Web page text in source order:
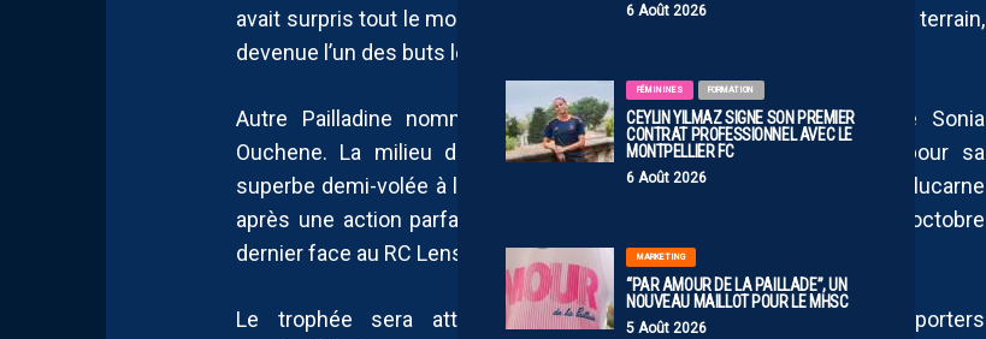
6 Août 2026
FÉMININES FORMATION
CEYLIN YILMAZ SIGNE SON PREMIER
CONTRAT PROFESSIONNEL AVEC LE
MONTPELLIER FC
6 Août 2026
MARKETING
“PAR AMOUR DE LA PAILLADE”, UN
NOUVEAU MAILLOT POUR LE MHSC
5 Août 2026
avait surpris tout le monde avec une tentative audacieuse du milieu de terrain,
devenue l’un des buts les plus marquants de la saison.
Autre Pailladine nommée dans cette catégorie : la vice-capitaine Sonia
Ouchene. La milieu de terrain montpelliéraine est récompensée pour sa
superbe demi-volée à l’entrée de la surface, venue se loger en pleine lucarne
après une action parfaitement maîtrisée, lors de la victoire (3-1) en octobre
dernier face au RC Lens à Grammont.
Le trophée sera attribué grâce au vote du public. Les supporters